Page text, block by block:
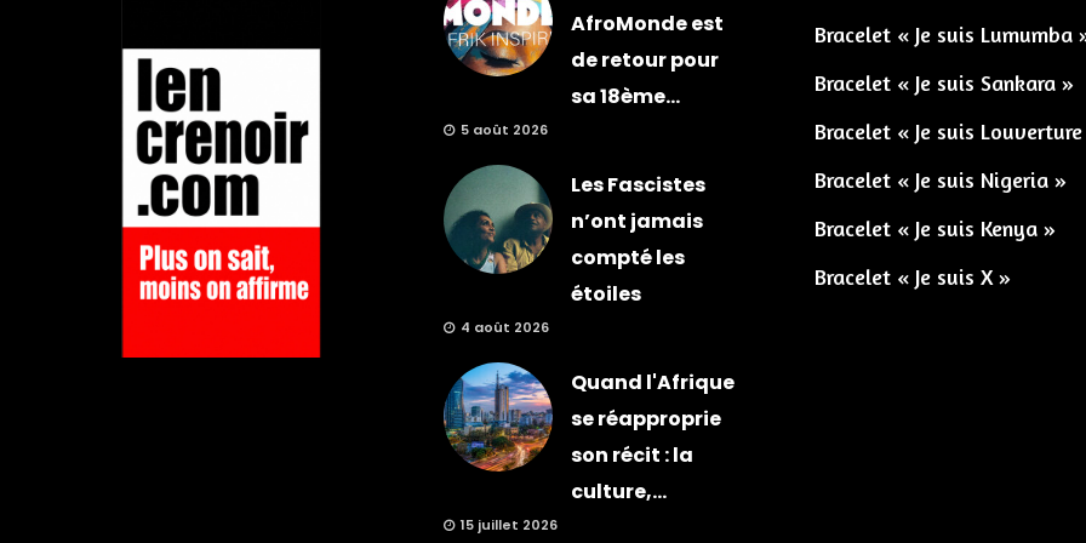
AfroMonde est
de retour pour
sa 18ème...
5 août 2026
Les Fascistes
n’ont jamais
compté les
étoiles
4 août 2026
Quand l'Afrique
se réapproprie
son récit : la
culture,...
15 juillet 2026
Bracelet « Je suis Lumumba
Bracelet « Je suis Sankara »
Bracelet « Je suis
Bracelet « Je suis Nigeria »
Bracelet « Je suis Kenya »
Bracelet « Je suis X »